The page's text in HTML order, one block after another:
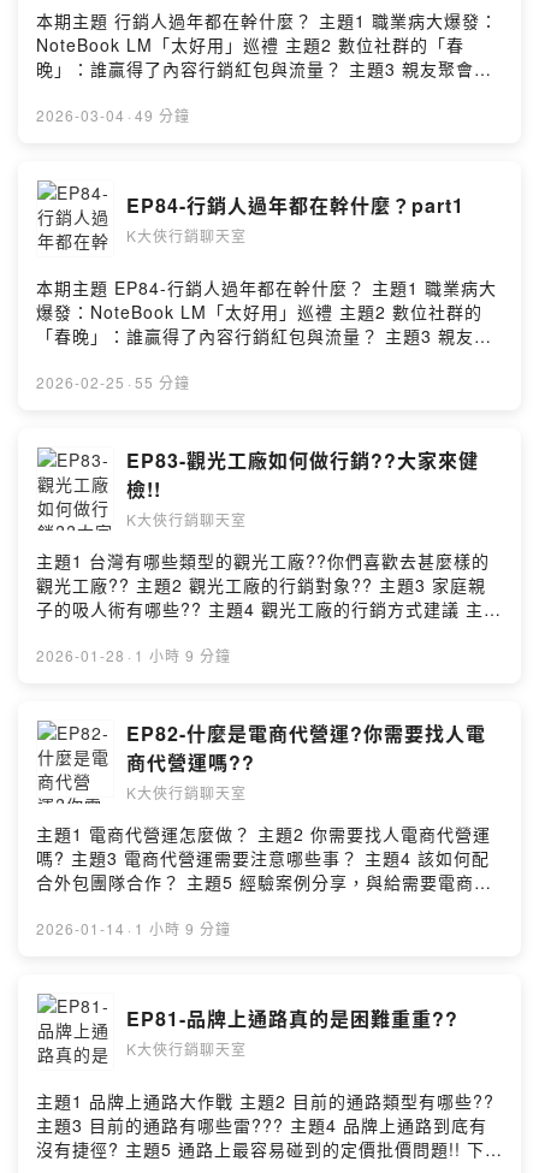
本期主題 行銷人過年都在幹什麼？ 主題1 職業病大爆發：
NoteBook LM「太好用」巡禮 主題2 數位社群的「春
晚」：誰贏得了內容行銷紅包與流量？ 主題3 親友聚會：
操：從「追趕趨勢」到「定義趨勢」 主題5 2026年AI行銷
provided by SoundOn
2026-03-04 · 49 分鐘
EP84-行銷人過年都在幹什麼？part1
K大俠行銷聊天室
本期主題 EP84-行銷人過年都在幹什麼？ 主題1 職業病大
爆發：NoteBook LM「太好用」巡禮 主題2 數位社群的
「春晚」：誰贏得了內容行銷紅包與流量？ 主題3 親友聚
心操：從「追趕趨勢」到「定義趨勢」 主題5 2026年AI行
SoundOn
2026-02-25 · 55 分鐘
EP83-觀光工廠如何做行銷??大家來健
檢!!
K大俠行銷聊天室
主題1 台灣有哪些類型的觀光工廠??你們喜歡去甚麼樣的
觀光工廠?? 主題2 觀光工廠的行銷對象?? 主題3 家庭親
子的吸人術有哪些?? 主題4 觀光工廠的行銷方式建議 主題
在幹什麼？ 預約諮詢：
體 https://www.trymedia.tw/ --Hosting provided by
SoundOn
2026-01-28 · 1 小時 9 分鐘
EP82-什麼是電商代營運?你需要找人電
商代營運嗎??
K大俠行銷聊天室
主題1 電商代營運怎麼做？ 主題2 你需要找人電商代營運
嗎? 主題3 電商代營運需要注意哪些事？ 主題4 該如何配
合外包團隊合作？ 主題5 經驗案例分享，與給需要電商代
檢!! 預約諮詢：
體 https://www.trymedia.tw/ --Hosting provided by
SoundOn
2026-01-14 · 1 小時 9 分鐘
EP81-品牌上通路真的是困難重重??
K大俠行銷聊天室
主題1 品牌上通路大作戰 主題2 目前的通路類型有哪些??
主題3 目前的通路有哪些雷??? 主題4 品牌上通路到底有
沒有捷徑? 主題5 通路上最容易碰到的定價批價問題!! 下期